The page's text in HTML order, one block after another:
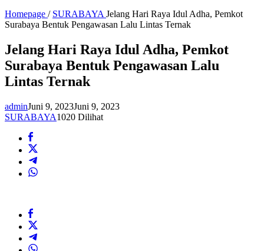
Homepage / SURABAYA Jelang Hari Raya Idul Adha, Pemkot
Surabaya Bentuk Pengawasan Lalu Lintas Ternak
Jelang Hari Raya Idul Adha, Pemkot
Surabaya Bentuk Pengawasan Lalu
Lintas Ternak
adminJuni 9, 2023Juni 9, 2023
SURABAYA1020 Dilihat